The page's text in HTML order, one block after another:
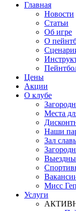
Главная
Новости
Статьи
Об игре
О
Цены
Акции
О клубе
Места
Наши
Зал
Мисс
Услуги